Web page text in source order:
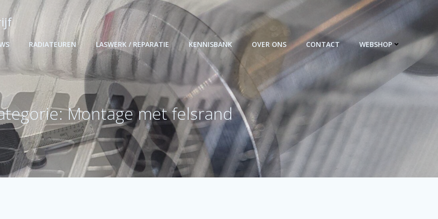
RADIATEUREN LASWERK / REPARATIE KENNISBANK OVER ONS CONTACT WEBSHOP
Montage met felsrand